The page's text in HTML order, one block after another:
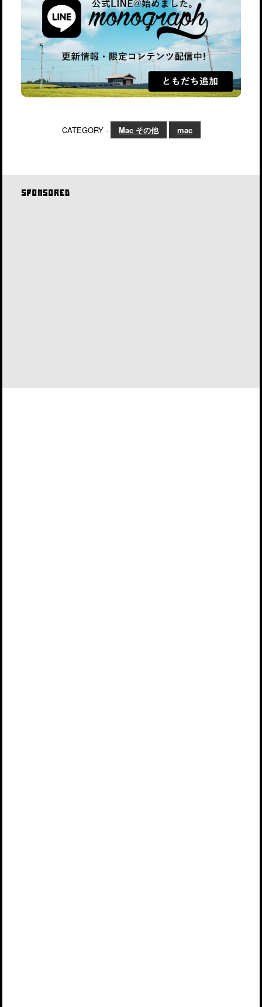
CATEGORY - Mac その他 mac
SPONSORED